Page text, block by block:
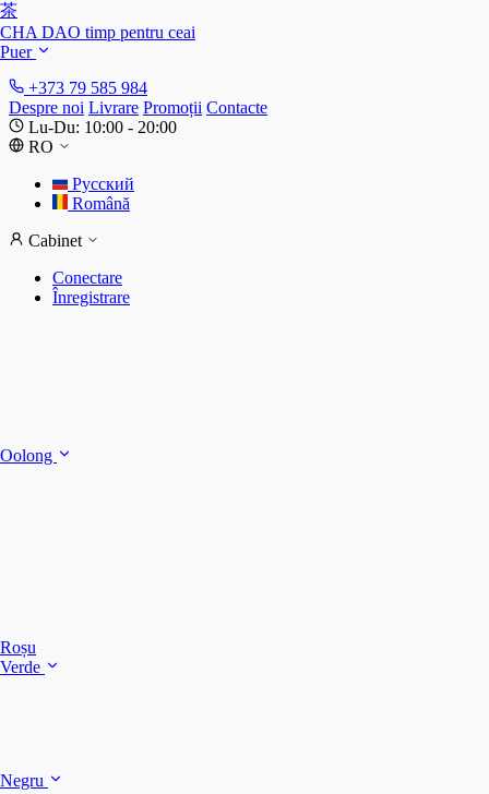
+373 79 585 984
Despre noi Livrare Promoții Contacte
Lu-Du: 10:00 - 20:00
RO
Русский
Română
Cabinet
Conectare
Înregistrare
茶
CHA DAO timp pentru ceai
Puer
Oolong
Roșu
Verde
Negru